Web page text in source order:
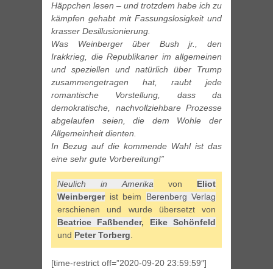
Häppchen lesen – und trotzdem habe ich zu
kämpfen gehabt mit Fassungslosigkeit und
krasser Desillusionierung.
Was Weinberger über Bush jr., den
Irakkrieg, die Republikaner im allgemeinen
und speziellen und natürlich über Trump
zusammengetragen hat, raubt jede
romantische Vorstellung, dass da
demokratische, nachvollziehbare Prozesse
abgelaufen seien, die dem Wohle der
Allgemeinheit dienten.
In Bezug auf die kommende Wahl ist das
eine sehr gute Vorbereitung!”
Neulich in Amerikavon Eliot
Weinbergerist beim Berenberg Verlag
erschienen und wurde übersetzt von
Beatrice Faßbender, Eike Schönfeld
und Peter Torberg.
[time-restrict off=”2020-09-20 23:59:59″]